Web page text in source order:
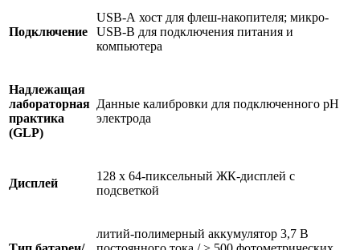
Подключение
USB-А хост для флеш-накопителя; микро-
USB-B для подключения питания и
компьютера
Надлежащая
лабораторная
практика
(GLP)
Данные калибровки для подключенного pH
электрода
Дисплей
128 x 64-пиксельный ЖК-дисплей с
подсветкой
литий-полимерный аккумулятор 3,7 В